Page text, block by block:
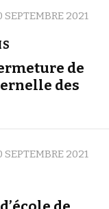
SEPTEMBRE 2021
de
des
SEPTEMBRE 2021